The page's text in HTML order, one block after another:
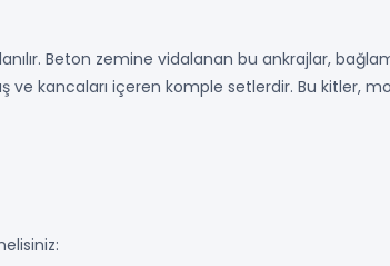
Beton zemine vidalanan bu ankrajlar,
ve kancaları içeren komple setlerdir. Bu kitler,